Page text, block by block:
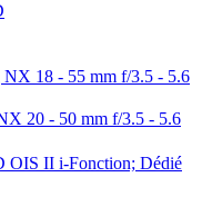
18 - 55 mm f/3.5 - 5.6
20 - 50 mm f/3.5 - 5.6
OIS II i-Fonction; Dédié